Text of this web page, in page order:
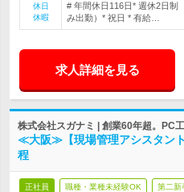
休日
休暇
# 年間休日116日* 週休2日
み出勤）* 祝日 * 有給…
求人詳細を見る
株式会社スガナミ | 創業60年超。PC
≪大阪≫【現場管理アシスタン
程
正社員 職種・業種未経験OK 第二新